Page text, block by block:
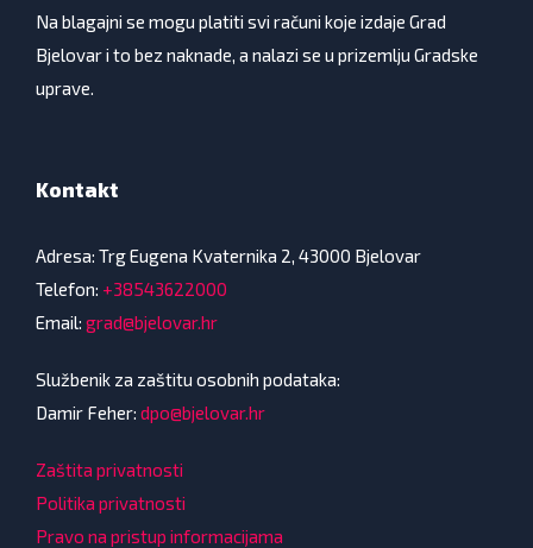
Na blagajni se mogu platiti svi računi koje izdaje Grad
Bjelovar i to bez naknade, a nalazi se u prizemlju Gradske
uprave.
Kontakt
Adresa: Trg Eugena Kvaternika 2, 43000 Bjelovar
Telefon: +38543622000
Email: grad@bjelovar.hr
Službenik za zaštitu osobnih podataka:
Damir Feher: dpo@bjelovar.hr
Zaštita privatnosti
Politika privatnosti
Pravo na pristup informacijama